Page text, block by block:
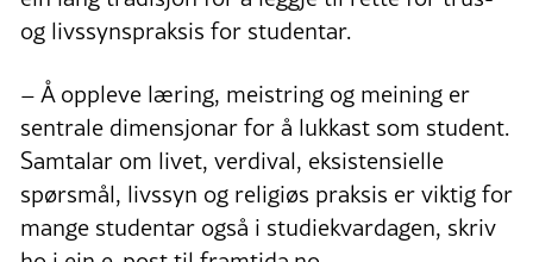
og livssynspraksis for studentar.
– Å oppleve læring, meistring og meining er
sentrale dimensjonar for å lukkast som student.
Samtalar om livet, verdival, eksistensielle
spørsmål, livssyn og religiøs praksis er viktig for
mange studentar også i studiekvardagen, skriv